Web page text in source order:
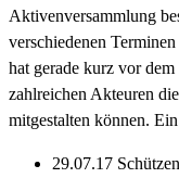
Aktivenversammlung
verschiedenen
hat gerade kurz vor
zahlreichen Akteuren
mitgestalten können.
29.07.17